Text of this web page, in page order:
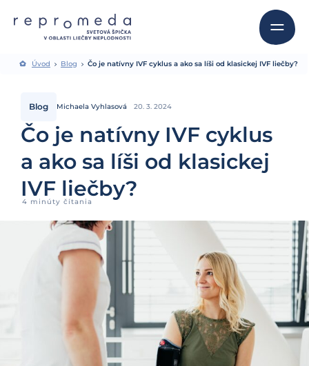
Úvod Blog Čo je natívny IVF cyklus a ako sa líši od klasickej IVF liečby?
Blog Michaela Vyhlasová 20. 3. 2024
Čo je natívny IVF cyklus
a ako sa líši od klasickej
IVF liečby?
4 minúty čítania